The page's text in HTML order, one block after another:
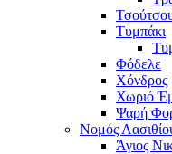
Τυμπάκι
Φόδελε
Χόνδρος
Χωριό
Ψαρή
Νομός
Άγιος